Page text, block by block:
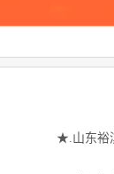
★.山东裕